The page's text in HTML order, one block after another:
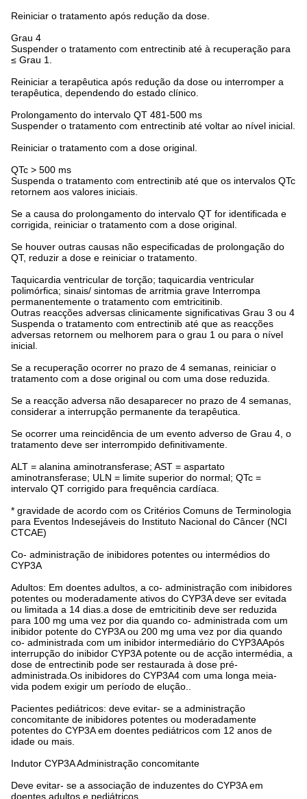
Reiniciar o tratamento após redução da dose.
Grau 4
Suspender o tratamento com entrectinib até à recuperação para
≤ Grau 1.
Reiniciar a terapêutica após redução da dose ou interromper a
terapêutica, dependendo do estado clínico.
Prolongamento do intervalo QT 481-500 ms
Suspender o tratamento com entrectinib até voltar ao nível inicial.
Reiniciar o tratamento com a dose original.
QTc > 500 ms
Suspenda o tratamento com entrectinib até que os intervalos QTc
retornem aos valores iniciais.
Se a causa do prolongamento do intervalo QT for identificada e
corrigida, reiniciar o tratamento com a dose original.
Se houver outras causas não especificadas de prolongação do
QT, reduzir a dose e reiniciar o tratamento.
Taquicardia ventricular de torção; taquicardia ventricular
polimórfica; sinais/ sintomas de arritmia grave Interrompa
permanentemente o tratamento com emtricitinib.
Outras reacções adversas clinicamente significativas Grau 3 ou 4
Suspenda o tratamento com entrectinib até que as reacções
adversas retornem ou melhorem para o grau 1 ou para o nível
inicial.
Se a recuperação ocorrer no prazo de 4 semanas, reiniciar o
tratamento com a dose original ou com uma dose reduzida.
Se a reacção adversa não desaparecer no prazo de 4 semanas,
considerar a interrupção permanente da terapêutica.
Se ocorrer uma reincidência de um evento adverso de Grau 4, o
tratamento deve ser interrompido definitivamente.
ALT = alanina aminotransferase; AST = aspartato
aminotransferase; ULN = limite superior do normal; QTc =
intervalo QT corrigido para frequência cardíaca.
* gravidade de acordo com os Critérios Comuns de Terminologia
para Eventos Indesejáveis do Instituto Nacional do Câncer (NCI
CTCAE)
Co- administração de inibidores potentes ou intermédios do
CYP3A
Adultos: Em doentes adultos, a co- administração com inibidores
potentes ou moderadamente ativos do CYP3A deve ser evitada
ou limitada a 14 dias.a dose de emtricitinib deve ser reduzida
para 100 mg uma vez por dia quando co- administrada com um
inibidor potente do CYP3A ou 200 mg uma vez por dia quando
co- administrada com um inibidor intermediário do CYP3AApós
interrupção do inibidor CYP3A potente ou de acção intermédia, a
dose de entrectinib pode ser restaurada à dose pré-
administrada.Os inibidores do CYP3A4 com uma longa meia-
vida podem exigir um período de elução..
Pacientes pediátricos: deve evitar- se a administração
concomitante de inibidores potentes ou moderadamente
potentes do CYP3A em doentes pediátricos com 12 anos de
idade ou mais.
Indutor CYP3A Administração concomitante
Deve evitar- se a associação de induzentes do CYP3A em
doentes adultos e pediátricos.